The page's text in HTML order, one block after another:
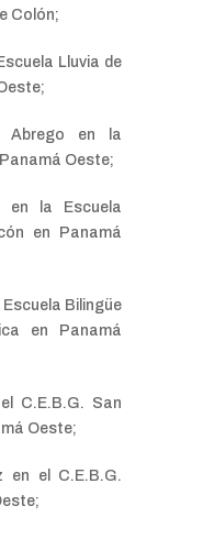
Colón;
Lluvia de
en la
Oeste;
la Escuela
en Panamá
Bilingüe
en Panamá
C.E.B.G. San
Oeste;
en el C.E.B.G.